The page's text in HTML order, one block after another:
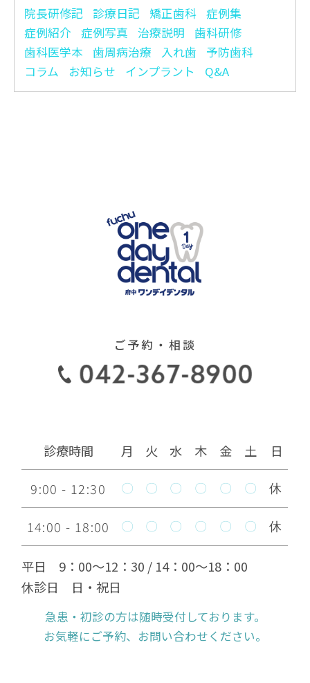
2022.08.22
インビザライン矯正院長日
記
2022.08.11 2022.8.6ヤンリンデセミナー
ｾﾚｯｸワンデイトリートメント
研修 イン 姫路
インビザライン矯正は最
2022.07.05
ドクターリンデ ウエブセミ
ナー 2022.6.10
ブラシ～
2022.06.13 なぜ 定期的に歯医者に通う
べきなのか
2022.05.26 矯正終了後の矯正相談
抜歯は痛くないですか
2022.05.14 院長のインビザライン日記
院長研修記 診療日記 矯正歯科 症例集
症例紹介
症例写真 治療説明
歯科研修
歯科医学本
歯周病治療 入れ歯
予防歯科
コラム
お知らせ インプラント Q&A
ご予約・相談
診療時間 月 火 水 木 金 土 日
9:00 - 12:30 〇 〇 〇 〇 〇 〇 休
14:00 - 18:00 〇 〇 〇 〇 〇 〇 休
平日 9：00～12：30 / 14：00～18：00
休診日 日・祝日
急患・初診の方は随時受付しております。
お気軽にご予約、お問い合わせください。